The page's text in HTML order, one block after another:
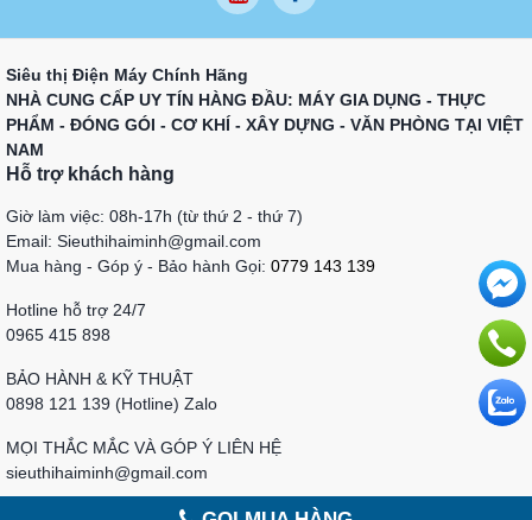
Siêu thị Điện Máy Chính Hãng
NHÀ CUNG CẤP UY TÍN HÀNG ĐẦU: MÁY GIA DỤNG - THỰC
PHẨM - ĐÓNG GÓI - CƠ KHÍ - XÂY DỰNG - VĂN PHÒNG TẠI VIỆT
NAM
Hỗ trợ khách hàng
Giờ làm việc: 08h-17h (từ thứ 2 - thứ 7)
Email: Sieuthihaiminh@gmail.com
Mua hàng - Góp ý - Bảo hành Gọi: 0779 143 139
Hotline hỗ trợ 24/7
0965 415 898
BẢO HÀNH & KỸ THUẬT
0898 121 139 (Hotline) Zalo
MỌI THẮC MẮC VÀ GÓP Ý LIÊN HỆ
sieuthihaiminh@gmail.com